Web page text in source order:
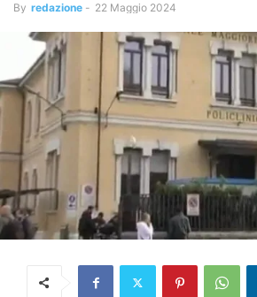
By redazione - 22 Maggio 2024